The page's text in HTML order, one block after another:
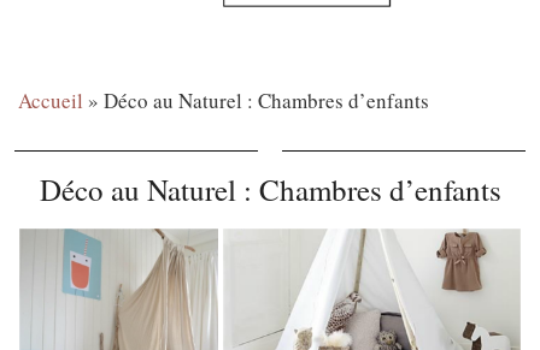
Accueil » Déco au Naturel : Chambres d’enfants
Déco au Naturel : Chambres d’enfants